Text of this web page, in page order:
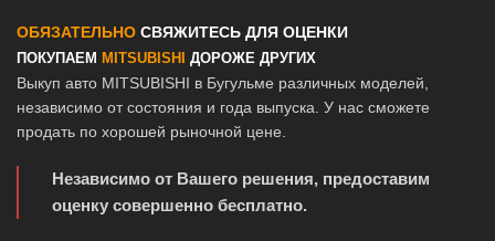
ОБЯЗАТЕЛЬНО СВЯЖИТЕСЬ ДЛЯ ОЦЕНКИ
ПОКУПАЕМ MITSUBISHI ДОРОЖЕ ДРУГИХ
Выкуп авто MITSUBISHI в Бугульме различных моделей,
независимо от состояния и года выпуска. У нас сможете
продать по хорошей рыночной цене.
Независимо от Вашего решения, предоставим
оценку совершенно бесплатно.